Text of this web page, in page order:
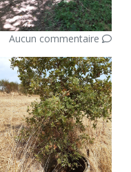
Aucun commentaire